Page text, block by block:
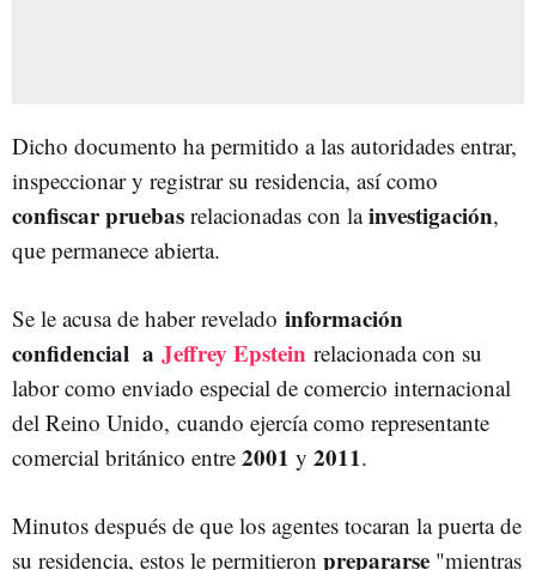
Dicho documento ha permitido a las autoridades entrar,
inspeccionar y registrar su residencia, así como
confiscar pruebas relacionadas con lainvestigación,
que permanece abierta.
Se le acusa de haber revelado información
confidencial a Jeffrey Epstein relacionada con su
labor como enviado especial de comercio internacional
del Reino Unido, cuando ejercía como representante
comercial británico entre 2001 y 2011.
Minutos después de que los agentes tocaran la puerta de
su residencia, estos le permitieron prepararse "mientras